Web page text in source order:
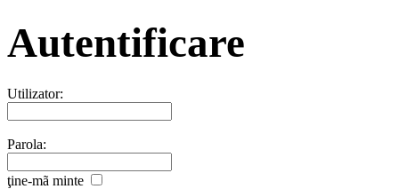
Autentificare
Utilizator:
Parola:
ţine-mã minte